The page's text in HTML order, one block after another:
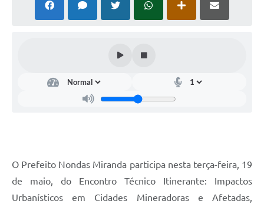
Emissão de Contracheque
Chamamento Público
FAQ
O Prefeito Nondas Miranda participa nesta terça-feira, 19
de maio, do Encontro Técnico Itinerante: Impactos
Urbanísticos em Cidades Mineradoras e Afetadas,